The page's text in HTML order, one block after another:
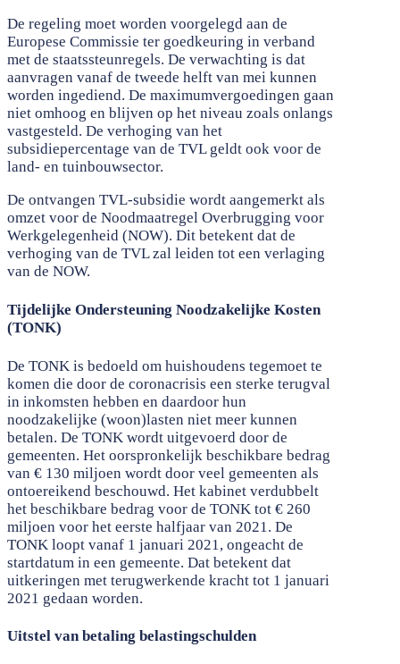
De regeling moet worden voorgelegd aan de
Europese Commissie ter goedkeuring in verband
met de staatssteunregels. De verwachting is dat
aanvragen vanaf de tweede helft van mei kunnen
worden ingediend. De maximumvergoedingen gaan
niet omhoog en blijven op het niveau zoals onlangs
vastgesteld. De verhoging van het
subsidiepercentage van de TVL geldt ook voor de
land- en tuinbouwsector.
De ontvangen TVL-subsidie wordt aangemerkt als
omzet voor de Noodmaatregel Overbrugging voor
Werkgelegenheid (NOW). Dit betekent dat de
verhoging van de TVL zal leiden tot een verlaging
van de NOW.
Tijdelijke Ondersteuning Noodzakelijke Kosten
(TONK)
De TONK is bedoeld om huishoudens tegemoet te
komen die door de coronacrisis een sterke terugval
in inkomsten hebben en daardoor hun
noodzakelijke (woon)lasten niet meer kunnen
betalen. De TONK wordt uitgevoerd door de
gemeenten. Het oorspronkelijk beschikbare bedrag
van € 130 miljoen wordt door veel gemeenten als
ontoereikend beschouwd. Het kabinet verdubbelt
het beschikbare bedrag voor de TONK tot € 260
miljoen voor het eerste halfjaar van 2021. De
TONK loopt vanaf 1 januari 2021, ongeacht de
startdatum in een gemeente. Dat betekent dat
uitkeringen met terugwerkende kracht tot 1 januari
2021 gedaan worden.
Uitstel van betaling belastingschulden